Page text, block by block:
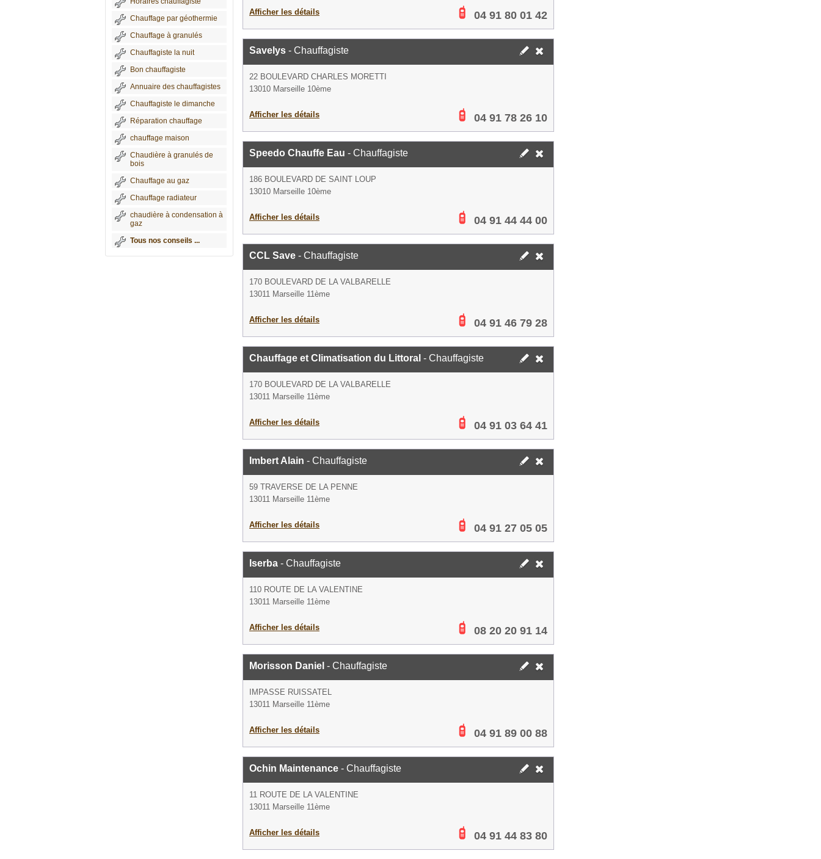
Chauffage par géothermie
Chauffage à granulés
Chauffagiste la nuit
Bon chauffagiste
Annuaire des chauffagistes
Chauffagiste le dimanche
Réparation chauffage
chauffage maison
Chaudière à granulés de
bois
Chauffage au gaz
Chauffage radiateur
chaudière à condensation à
gaz
Tous nos conseils ...
Afficher les détails 04 91 80 01 42
Savelys - Chauffagiste
22 BOULEVARD CHARLES MORETTI
13010 Marseille 10ème
Afficher les détails 04 91 78 26 10
Speedo Chauffe Eau - Chauffagiste
186 BOULEVARD DE SAINT LOUP
13010 Marseille 10ème
Afficher les détails 04 91 44 44 00
CCL Save - Chauffagiste
170 BOULEVARD DE LA VALBARELLE
13011 Marseille 11ème
Afficher les détails 04 91 46 79 28
Chauffage et Climatisation du Littoral - Chauffagiste
170 BOULEVARD DE LA VALBARELLE
13011 Marseille 11ème
Afficher les détails 04 91 03 64 41
Imbert Alain - Chauffagiste
59 TRAVERSE DE LA PENNE
13011 Marseille 11ème
Afficher les détails 04 91 27 05 05
Iserba - Chauffagiste
110 ROUTE DE LA VALENTINE
13011 Marseille 11ème
Afficher les détails 08 20 20 91 14
Morisson Daniel - Chauffagiste
IMPASSE RUISSATEL
13011 Marseille 11ème
Afficher les détails 04 91 89 00 88
Ochin Maintenance - Chauffagiste
11 ROUTE DE LA VALENTINE
13011 Marseille 11ème
Afficher les détails 04 91 44 83 80